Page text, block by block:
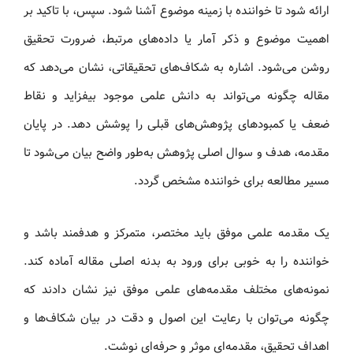
ارائه شود تا خواننده با زمینه موضوع آشنا شود. سپس، با تاکید بر
اهمیت موضوع و ذکر آمار یا داده‌های مرتبط، ضرورت تحقیق
روشن می‌شود. اشاره به شکاف‌های تحقیقاتی، نشان می‌دهد که
مقاله چگونه می‌تواند به دانش علمی موجود بیفزاید و نقاط
ضعف یا کمبودهای پژوهش‌های قبلی را پوشش دهد. در پایان
مقدمه، هدف و سوال اصلی پژوهش به‌طور واضح بیان می‌شود تا
مسیر مطالعه برای خواننده مشخص گردد.
یک مقدمه علمی موفق باید مختصر، متمرکز و هدفمند باشد و
خواننده را به خوبی برای ورود به بدنه اصلی مقاله آماده کند.
نمونه‌های مختلف مقدمه‌های علمی موفق نیز نشان دادند که
چگونه می‌توان با رعایت این اصول و دقت در بیان شکاف‌ها و
اهداف تحقیق، مقدمه‌ای موثر و حرفه‌ای نوشت.